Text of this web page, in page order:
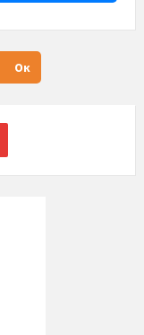
Ок